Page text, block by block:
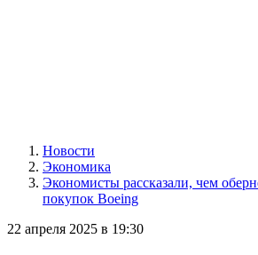
Новости
Экономика
Экономисты рассказали, чем
покупок Boeing
22 апреля 2025 в 19:30